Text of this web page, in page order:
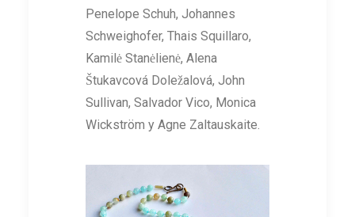
Penelope Schuh, Johannes
Schweighofer, Thais Squillaro,
Kamilė Stanėlienė, Alena
Štukavcová Doležalová, John
Sullivan, Salvador Vico, Monica
Wickström y Agne Zaltauskaite.